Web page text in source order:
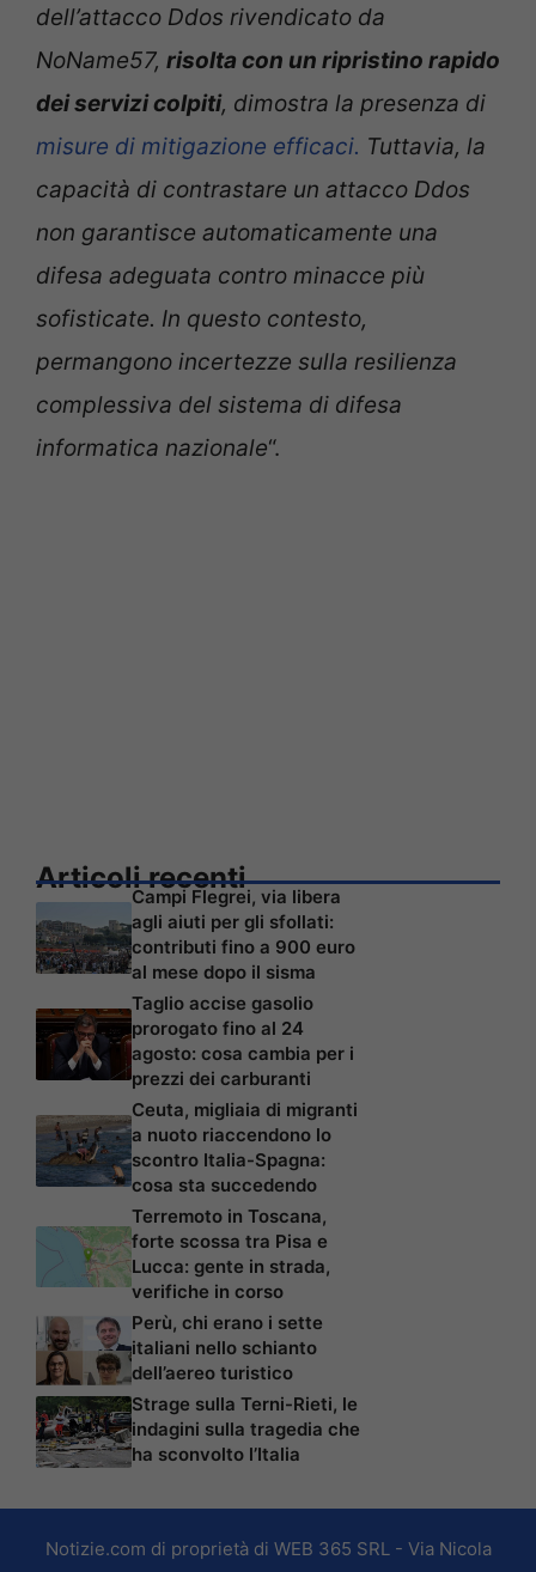
dell’attacco Ddos rivendicato da
NoName57, risolta con un ripristino rapido
dei servizi colpiti, dimostra la presenza di
misure di mitigazione efficaci. Tuttavia, la
capacità di contrastare un attacco Ddos
non garantisce automaticamente una
difesa adeguata contro minacce più
sofisticate. In questo contesto,
permangono incertezze sulla resilienza
complessiva del sistema di difesa
informatica nazionale“.
Articoli recenti
Campi Flegrei, via libera
agli aiuti per gli sfollati:
contributi fino a 900 euro
al mese dopo il sisma
Taglio accise gasolio
prorogato fino al 24
agosto: cosa cambia per i
prezzi dei carburanti
Ceuta, migliaia di migranti
a nuoto riaccendono lo
scontro Italia-Spagna:
cosa sta succedendo
Terremoto in Toscana,
forte scossa tra Pisa e
Lucca: gente in strada,
verifiche in corso
Perù, chi erano i sette
italiani nello schianto
dell’aereo turistico
Strage sulla Terni-Rieti, le
indagini sulla tragedia che
ha sconvolto l’Italia
Notizie.com di proprietà di WEB 365 SRL - Via Nicola